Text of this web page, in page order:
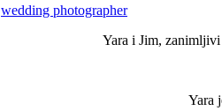
wedding photographer
Yara i Jim,
Yara